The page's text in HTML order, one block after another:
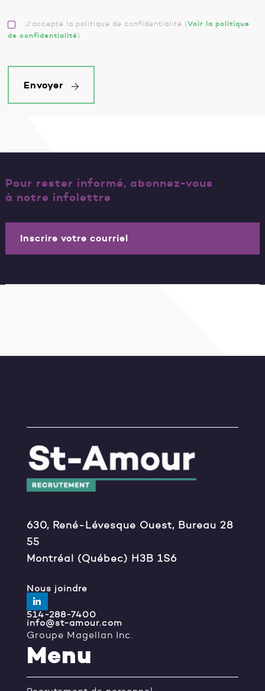
J'accepte la politique de confidentialité (Voir la politique
de confidentialité)
Pour rester informé, abonnez-vous
à notre infolettre
630, René-Lévesque Ouest, Bureau 28
55
Montréal (Québec) H3B 1S6
Nous joindre
514-288-7400
info@st-amour.com
Groupe Magellan Inc.
Menu